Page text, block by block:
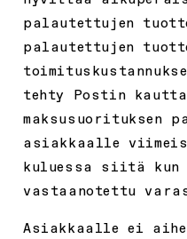
palautettujen
palautettujen
tehty Postin
maksusuorituksen
asiakkaalle
kuluessa siitä kun
vastaanotettu
Asiakkaalle ei